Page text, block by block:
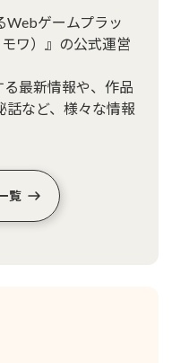
Webゲームプラッ
ワ）』の公式運営
話など、様々な情報
覧